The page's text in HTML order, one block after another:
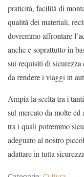
praticità, facilità di
qualità dei materiali,
dovremmo affrontare
anche e soprattutto in
sui requisiti di
da rendere i viaggi in
Ampia la scelta tra i
sul mercato da molte
tra i quali potremmo
adeguato al nostro
adattare in tutta